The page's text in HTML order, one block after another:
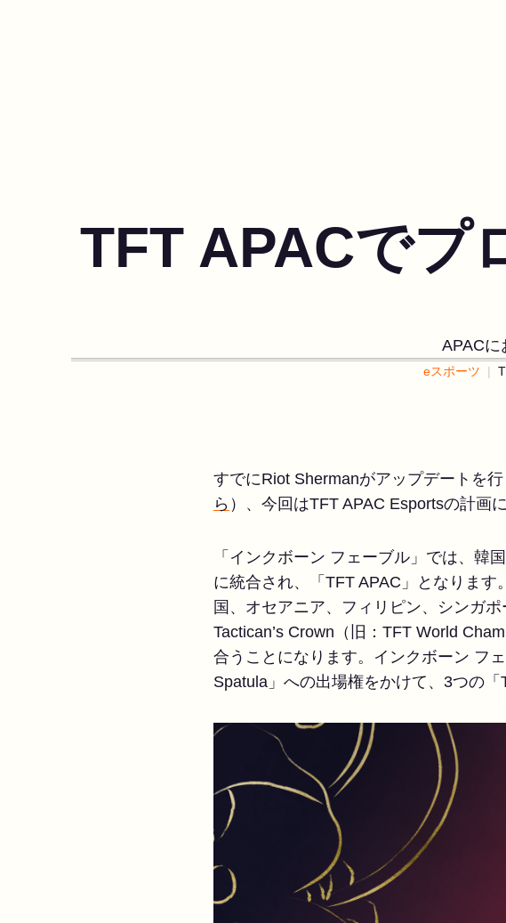
TFT APACでプ
APACに
eスポーツ
すでにRiot Shermanがアップデートを
ら ）、今回はTFT APAC Esportsの計画
「インクボーン フェーブル」では、韓
に統合され、「TFT APAC」となりま
国、オセアニア、フィリピン、シンガ
Tactican’s Crown（旧：TFT World
合うことになります。インクボーン フ
Spatula」への出場権をかけて、3つの「